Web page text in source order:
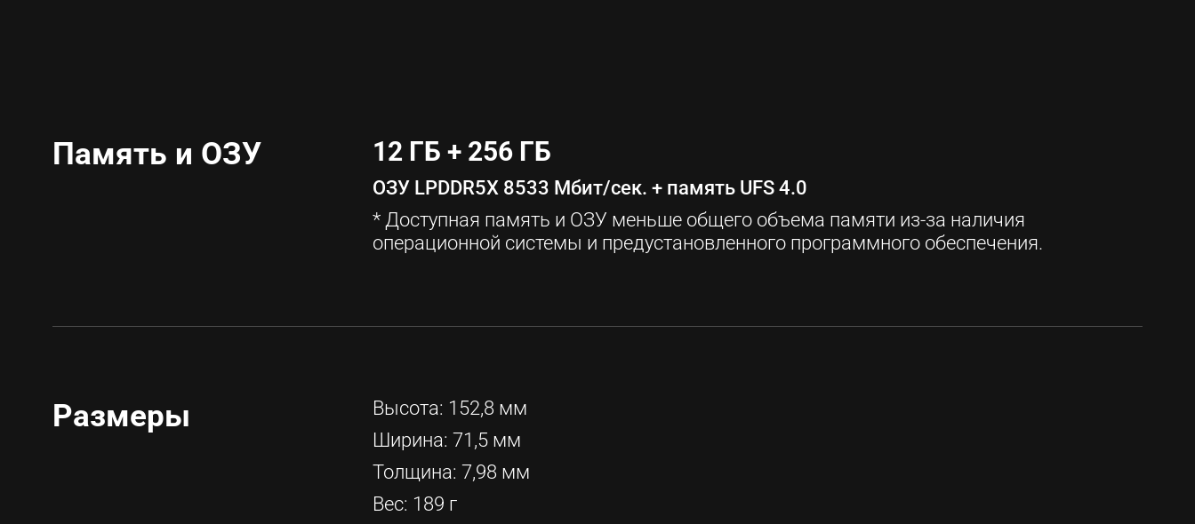
Память и ОЗУ 12 ГБ + 256 ГБ
ОЗУ LPDDR5X 8533 Мбит/сек. + память UFS 4.0
* Доступная память и ОЗУ меньше общего объема памяти из-за наличия
операционной системы и предустановленного программного обеспечения.
Размеры
Высота: 152,8 мм
Ширина: 71,5 мм
Толщина: 7,98 мм
Вес: 189 г